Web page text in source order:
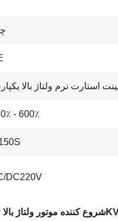
استارت نرم ولتاژ بالا
150٪ -
DC220V